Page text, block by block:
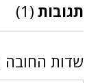
תגובות (1)
שדות החובה